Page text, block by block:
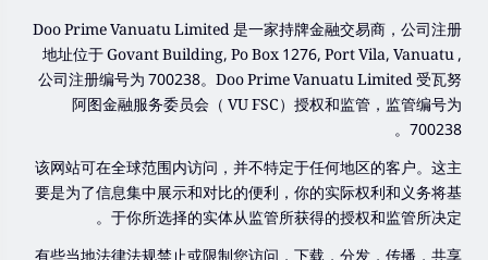
Doo Prime Vanuatu Limited 是一家持牌金融交易商，公司注册
地址位于 Govant Building, Po Box 1276, Port Vila, Vanuatu ,
公司注册编号为 700238。Doo Prime Vanuatu Limited 受瓦努
阿图金融服务委员会（ VU FSC）授权和监管，监管编号为
700238。
该网站可在全球范围内访问，并不特定于任何地区的客户。这主
要是为了信息集中展示和对比的便利，你的实际权利和义务将基
于你所选择的实体从监管所获得的授权和监管所决定。